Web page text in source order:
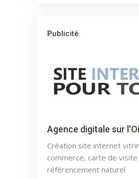
Publicité
Agence digitale sur
Création site internet
commerce, carte de
référencement naturel